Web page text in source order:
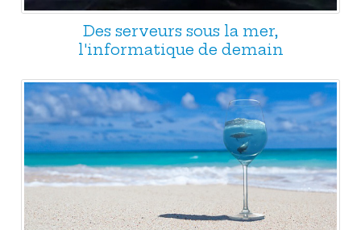
Des serveurs sous la mer,
l'informatique de demain